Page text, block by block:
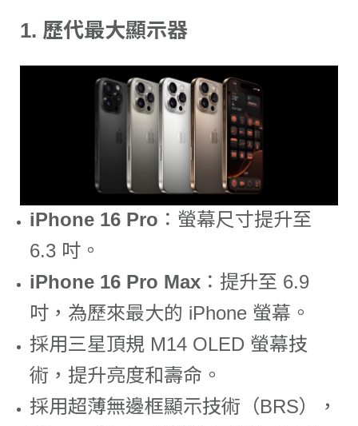
1. 歷代最大顯示器
iPhone 16 Pro ：螢幕尺寸提升至
6.3 吋。
iPhone 16 Pro Max：提升至 6.9
吋，為歷來最大的 iPhone 螢幕。
採用三星頂規 M14 OLED 螢幕技
術，提升亮度和壽命。
採用超薄無邊框顯示技術（BRS），